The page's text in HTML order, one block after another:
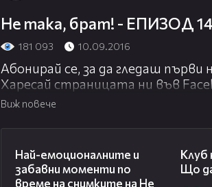
Не така, брат! - ЕПИЗОД
181 093 10.09.2016
Абонирай се, за да гледаш
Харесай страницата ни във
http://www.fb.com/netakabratofficial
Не забравяй да харесаш новия
до твоите приятели! :)
Следвай профила ни в Instagram:
Виж повече
Най-емоционалните и
забавни моменти по
време на снимките на Не
Клуб
Що